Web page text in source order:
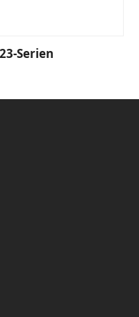
Serien